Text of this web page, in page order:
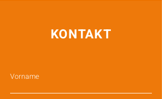
KONTAKT
Vorname